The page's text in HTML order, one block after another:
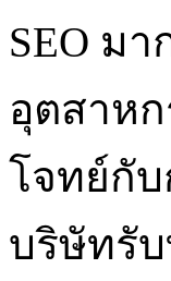
SEO ม
อุตสาห
โจทย์กั
บริษัทรั